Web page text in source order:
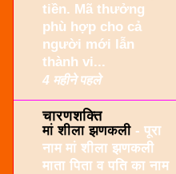
tiền. Mã thưởng
phù hợp cho cả
người mới lẫn
thành vi...
4 महीने पहले
चारणशक्ति
मां शीला झणकली - पूरा
नाम मां शीला झणकली
माता पिता व पति का नाम